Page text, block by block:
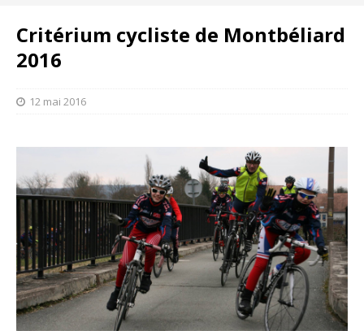
Critérium cycliste de Montbéliard
2016
12 mai 2016